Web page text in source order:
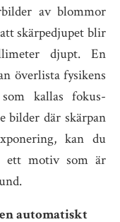
av blommor
skärpedjupet blir
djupt. En
överlista fysikens
kallas fokus-
bilder där skärpan
kan du
ett motiv som är
automatiskt